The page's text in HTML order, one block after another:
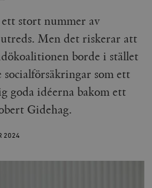
stort nummer av
Men det riskerar att
borde i stället
socialförsäkringar som ett
goda idéerna bakom ett
Gidehag.
2024